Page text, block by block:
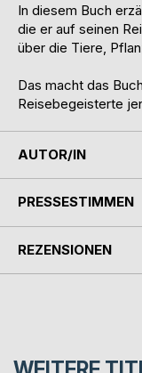
In diesem Buch
die er auf seinen
über die Tiere,
Das macht das
Reisebegeisterte
AUTOR/IN
PRESSESTIMMEN
REZENSIONEN